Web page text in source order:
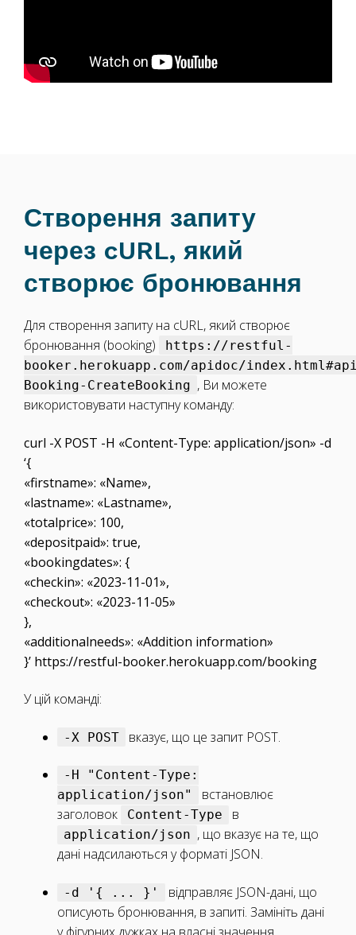
Створення запиту
через cURL, який
створює бронювання
Для створення запиту на cURL, який створює
бронювання (booking)
https://restful-
booker.herokuapp.com/apidoc/
Booking-CreateBooking , Ви можете
використовувати наступну команду:
curl -X POST -H «Content-Type: application/json» -d
‘{
«firstname»: «Name»,
«lastname»: «Lastname»,
«totalprice»: 100,
«depositpaid»: true,
«bookingdates»: {
«checkin»: «2023-11-01»,
«checkout»: «2023-11-05»
},
«additionalneeds»: «Addition information»
}’ https://restful-booker.herokuapp.com/booking
У цій команді:
-X POST вказує, що це запит POST.
-H "Content-Type:
application/json"
встановлює
заголовок
Content-Type в
application/json , що вказує на те, що
дані надсилаються у форматі JSON.
-d '{ ... }'
відправляє JSON-дані, що
описують бронювання, в запиті. Замініть дані